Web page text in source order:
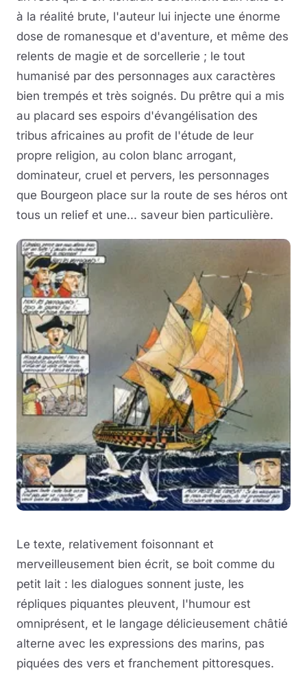
à la réalité brute, l'auteur lui injecte une énorme
dose de romanesque et d'aventure, et même des
relents de magie et de sorcellerie ; le tout
humanisé par des personnages aux caractères
bien trempés et très soignés. Du prêtre qui a mis
au placard ses espoirs d'évangélisation des
tribus africaines au profit de l'étude de leur
propre religion, au colon blanc arrogant,
dominateur, cruel et pervers, les personnages
que Bourgeon place sur la route de ses héros ont
tous un relief et une... saveur bien particulière.
Le texte, relativement foisonnant et
merveilleusement bien écrit, se boit comme du
petit lait : les dialogues sonnent juste, les
répliques piquantes pleuvent, l'humour est
omniprésent, et le langage délicieusement châtié
alterne avec les expressions des marins, pas
piquées des vers et franchement pittoresques.